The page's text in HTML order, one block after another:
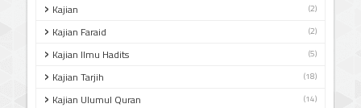
Kajian (2)
Kajian Faraid (2)
Kajian Ilmu Hadits (5)
Kajian Tarjih (18)
Kajian Ulumul Quran (14)